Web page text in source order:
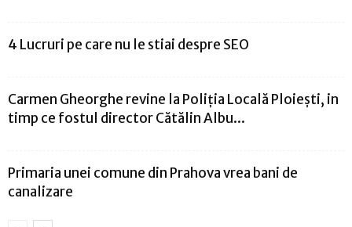
4 Lucruri pe care nu le stiai despre SEO
Carmen Gheorghe revine la Poliția Locală Ploiești, in
timp ce fostul director Cătălin Albu...
Primaria unei comune din Prahova vrea bani de
canalizare